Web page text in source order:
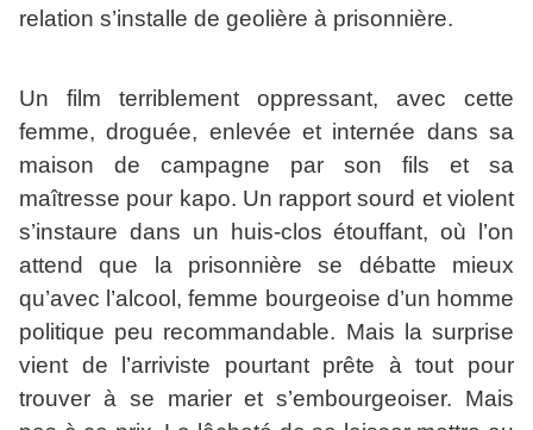
relation s’installe de geolière à prisonnière.
Un film terriblement oppressant, avec cette
femme, droguée, enlevée et internée dans sa
maison de campagne par son fils et sa
maîtresse pour kapo. Un rapport sourd et violent
s’instaure dans un huis-clos étouffant, où l’on
attend que la prisonnière se débatte mieux
qu’avec l’alcool, femme bourgeoise d’un homme
politique peu recommandable. Mais la surprise
vient de l’arriviste pourtant prête à tout pour
trouver à se marier et s’embourgeoiser. Mais